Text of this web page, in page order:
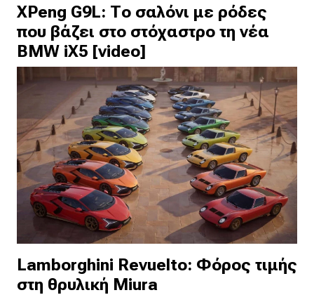
XPeng G9L: Το σαλόνι με ρόδες
που βάζει στο στόχαστρο τη νέα
BMW iX5 [video]
Lamborghini Revuelto: Φόρος τιμής
στη θρυλική Miura